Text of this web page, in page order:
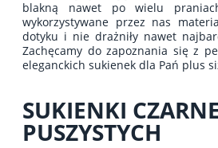
blakną nawet po wielu
wykorzystywane przez nas
dotyku i nie drażniły nawet
Zachęcamy do zapoznania się z
eleganckich sukienek dla Pań plus
SUKIENKI
PUSZYSTYCH